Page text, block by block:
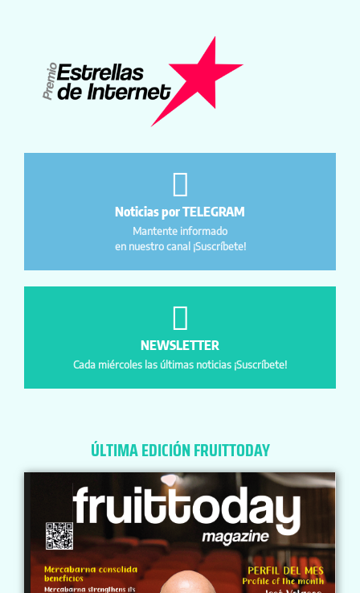
Noticias por TELEGRAM
Mantente informado
en nuestro canal ¡Suscríbete!
NEWSLETTER
Cada miércoles las últimas noticias ¡Suscríbete!
ÚLTIMA EDICIÓN FRUITTODAY